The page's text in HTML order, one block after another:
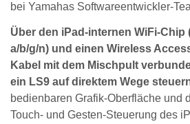
bei Yamahas Softwareentwickler-
Über den iPad-internen WiFi-Chip
a/b/g/n) und einen Wireless
Kabel mit dem Mischpult
ein LS9 auf direktem Wege
bedienbaren Grafik-Oberfläche und
Touch- und Gesten-Steuerung des